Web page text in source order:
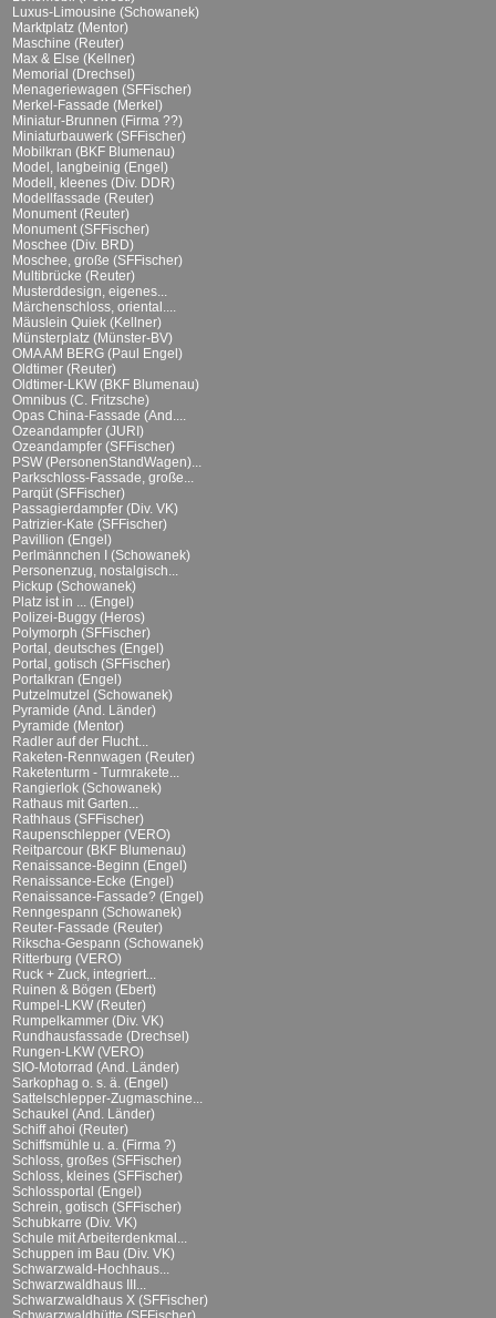
Luxus-Limousine (Schowanek)
Marktplatz (Mentor)
Maschine (Reuter)
Max & Else (Kellner)
Memorial (Drechsel)
Menageriewagen (SFFischer)
Merkel-Fassade (Merkel)
Miniatur-Brunnen (Firma ??)
Miniaturbauwerk (SFFischer)
Mobilkran (BKF Blumenau)
Model, langbeinig (Engel)
Modell, kleenes (Div. DDR)
Modellfassade (Reuter)
Monument (Reuter)
Monument (SFFischer)
Moschee (Div. BRD)
Moschee, große (SFFischer)
Multibrücke (Reuter)
Musterddesign, eigenes...
Märchenschloss, oriental....
Mäuslein Quiek (Kellner)
Münsterplatz (Münster-BV)
OMA AM BERG (Paul Engel)
Oldtimer (Reuter)
Oldtimer-LKW (BKF Blumenau)
Omnibus (C. Fritzsche)
Opas China-Fassade (And....
Ozeandampfer (JURI)
Ozeandampfer (SFFischer)
PSW (PersonenStandWagen)...
Parkschloss-Fassade, große...
Parqüt (SFFischer)
Passagierdampfer (Div. VK)
Patrizier-Kate (SFFischer)
Pavillion (Engel)
Perlmännchen I (Schowanek)
Personenzug, nostalgisch...
Pickup (Schowanek)
Platz ist in ... (Engel)
Polizei-Buggy (Heros)
Polymorph (SFFischer)
Portal, deutsches (Engel)
Portal, gotisch (SFFischer)
Portalkran (Engel)
Putzelmutzel (Schowanek)
Pyramide (And. Länder)
Pyramide (Mentor)
Radler auf der Flucht...
Raketen-Rennwagen (Reuter)
Raketenturm - Turmrakete...
Rangierlok (Schowanek)
Rathaus mit Garten...
Rathhaus (SFFischer)
Raupenschlepper (VERO)
Reitparcour (BKF Blumenau)
Renaissance-Beginn (Engel)
Renaissance-Ecke (Engel)
Renaissance-Fassade? (Engel)
Renngespann (Schowanek)
Reuter-Fassade (Reuter)
Rikscha-Gespann (Schowanek)
Ritterburg (VERO)
Ruck + Zuck, integriert...
Ruinen & Bögen (Ebert)
Rumpel-LKW (Reuter)
Rumpelkammer (Div. VK)
Rundhausfassade (Drechsel)
Rungen-LKW (VERO)
SIO-Motorrad (And. Länder)
Sarkophag o. s. ä. (Engel)
Sattelschlepper-Zugmaschine...
Schaukel (And. Länder)
Schiff ahoi (Reuter)
Schiffsmühle u. a. (Firma ?)
Schloss, großes (SFFischer)
Schloss, kleines (SFFischer)
Schlossportal (Engel)
Schrein, gotisch (SFFischer)
Schubkarre (Div. VK)
Schule mit Arbeiterdenkmal...
Schuppen im Bau (Div. VK)
Schwarzwald-Hochhaus...
Schwarzwaldhaus III...
Schwarzwaldhaus X (SFFischer)